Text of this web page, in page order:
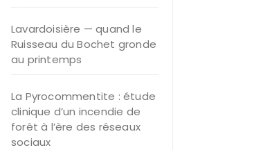
Lavardoisière — quand le
Ruisseau du Bochet gronde
au printemps
La Pyrocommentite : étude
clinique d’un incendie de
forêt à l’ère des réseaux
sociaux